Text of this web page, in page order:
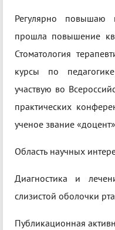
Регулярно
прошла повышение
Стоматология
курсы по
участвую во
практических
ученое звание
Область научных
Диагностика и
слизистой оболочки
Публикационная